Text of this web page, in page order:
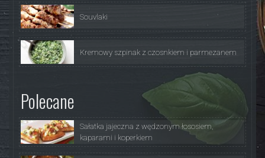
Souvlaki
Kremowy szpinak z czosnkiem i parmezanem
Polecane
Sałatka jajeczna z wędzonym łososiem,
kaparami i koperkiem